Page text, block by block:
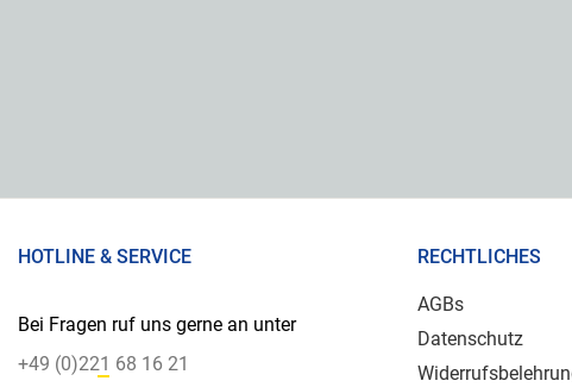
HOTLINE & SERVICE
Bei Fragen ruf uns gerne an unter
+49 (0)221 68 16 21
RECHTLICHES
AGBs
Datenschutz